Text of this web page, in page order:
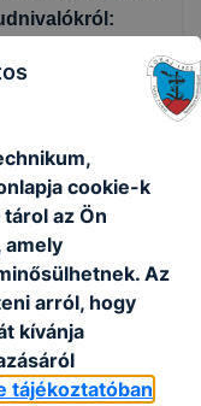
és formátuma
igazoló
vagy a
felületéről
vonatkozó
tömörített
a kibontást
.pdf
cookie-k
az Ön
amely
Az
arról, hogy
kívánja
tájékoztatóban